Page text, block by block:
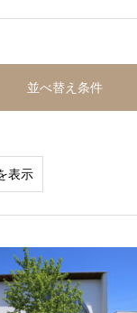
並べ替え条件
表示